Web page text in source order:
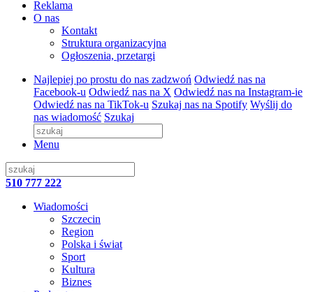
Reklama
O nas
Kontakt
Struktura organizacyjna
Ogłoszenia, przetargi
Najlepiej po prostu do nas zadzwoń Odwiedź nas na
Facebook-u Odwiedź nas na X Odwiedź nas na Instagram-ie
Odwiedź nas na TikTok-u Szukaj nas na Spotify Wyślij do
nas wiadomość Szukaj
Menu
510 777 222
Wiadomości
Szczecin
Region
Polska i świat
Sport
Kultura
Biznes